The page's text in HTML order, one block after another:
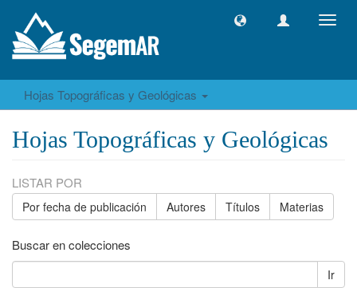
Hojas Topográficas y Geológicas
Hojas Topográficas y Geológicas
LISTAR POR
Por fecha de publicación Autores Títulos Materias
Buscar en colecciones
Ir